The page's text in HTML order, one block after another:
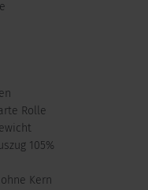
Rolle
105%
Kern